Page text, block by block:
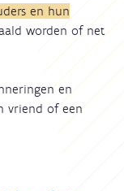
en hun
worden of net
en
vriend of een